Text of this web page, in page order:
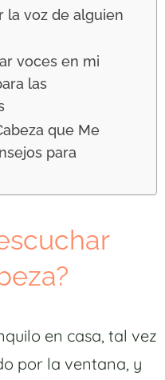
la voz de alguien
voces en mi
las
que Me
para
en casa, tal vez
por la ventana, y